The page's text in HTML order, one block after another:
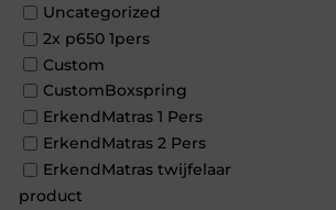
Uncategorized
2x p650 1pers
Custom
CustomBoxspring
ErkendMatras 1 Pers
ErkendMatras 2 Pers
ErkendMatras twijfelaar
product